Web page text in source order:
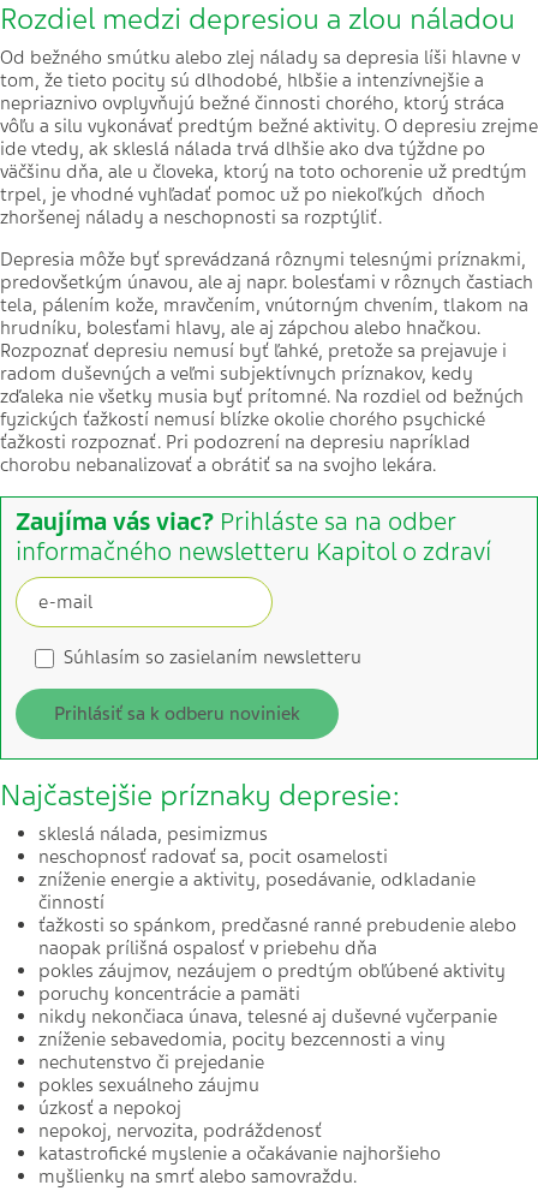
Rozdiel medzi depresiou a zlou náladou
Od bežného smútku alebo zlej nálady sa depresia líši hlavne v
tom, že tieto pocity sú dlhodobé, hlbšie a intenzívnejšie a
nepriaznivo ovplyvňujú bežné činnosti chorého, ktorý stráca
vôľu a silu vykonávať predtým bežné aktivity. O depresiu zrejme
ide vtedy, ak skleslá nálada trvá dlhšie ako dva týždne po
väčšinu dňa, ale u človeka, ktorý na toto ochorenie už predtým
trpel, je vhodné vyhľadať pomoc už po niekoľkých dňoch
zhoršenej nálady a neschopnosti sa rozptýliť.
Depresia môže byť sprevádzaná rôznymi telesnými príznakmi,
predovšetkým únavou, ale aj napr. bolesťami v rôznych častiach
tela, pálením kože, mravčením, vnútorným chvením, tlakom na
hrudníku, bolesťami hlavy, ale aj zápchou alebo hnačkou.
Rozpoznať depresiu nemusí byť ľahké, pretože sa prejavuje i
radom duševných a veľmi subjektívnych príznakov, kedy
zďaleka nie všetky musia byť prítomné. Na rozdiel od bežných
fyzických ťažkostí nemusí blízke okolie chorého psychické
ťažkosti rozpoznať. Pri podozrení na depresiu napríklad
chorobu nebanalizovať a obrátiť sa na svojho lekára.
Zaujíma vás viac? Prihláste sa na odber
informačného newsletteru Kapitol o zdraví
Súhlasím so zasielaním newsletteru
Prihlásiť sa k odberu noviniek
Najčastejšie príznaky depresie:
skleslá nálada, pesimizmus
neschopnosť radovať sa, pocit osamelosti
zníženie energie a aktivity, posedávanie, odkladanie
činností
ťažkosti so spánkom, predčasné ranné prebudenie alebo
naopak prílišná ospalosť v priebehu dňa
pokles záujmov, nezáujem o predtým obľúbené aktivity
poruchy koncentrácie a pamäti
nikdy nekončiaca únava, telesné aj duševné vyčerpanie
zníženie sebavedomia, pocity bezcennosti a viny
nechutenstvo či prejedanie
pokles sexuálneho záujmu
úzkosť a nepokoj
nepokoj, nervozita, podráždenosť
katastrofické myslenie a očakávanie najhoršieho
myšlienky na smrť alebo samovraždu.